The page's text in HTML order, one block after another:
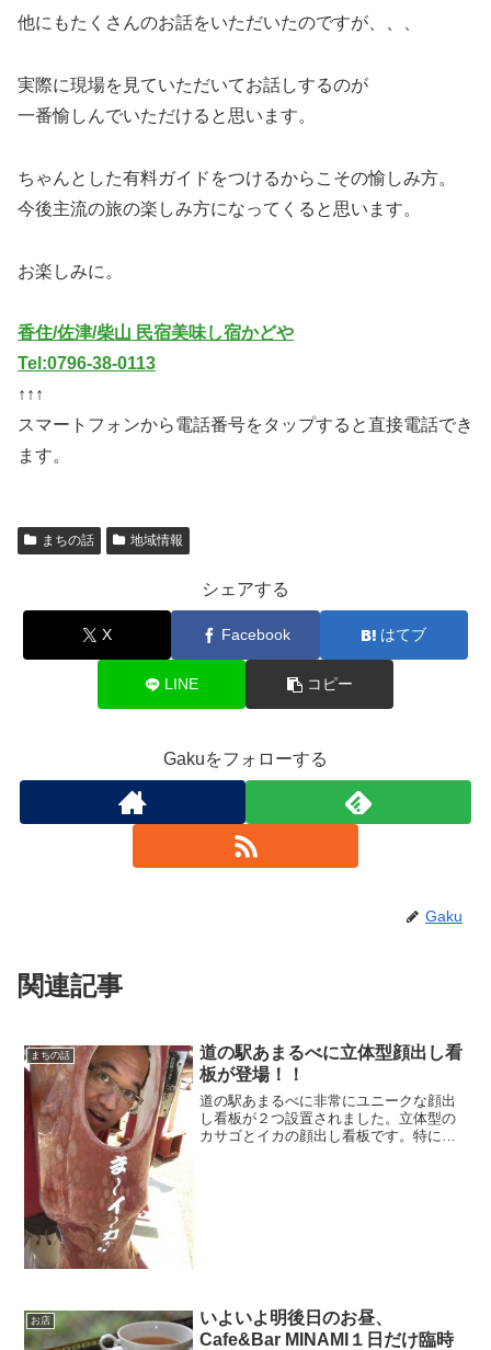
他にもたくさんのお話をいただいたのですが、、、
実際に現場を見ていただいてお話しするのが
一番愉しんでいただけると思います。
ちゃんとした有料ガイドをつけるからこその愉しみ方。
今後主流の旅の楽しみ方になってくると思います。
お楽しみに。
香住/佐津/柴山 民宿美味し宿かどや
Tel:0796-38-0113
↑↑↑
スマートフォンから電話番号をタップすると直接電話でき
ます。
まちの話 地域情報
シェアする
X Facebook はてブ
LINE コピー
Gakuをフォローする
Gaku
関連記事
まちの話
道の駅あまるべに立体型顔出し看
板が登場！！
道の駅あまるべに非常にユニークな顔出
し看板が２つ設置されました。立体型の
カサゴとイカの顔出し看板です。特にこ
お店
いよいよ明後日のお昼、
Cafe&Bar MINAMI１日だけ臨時